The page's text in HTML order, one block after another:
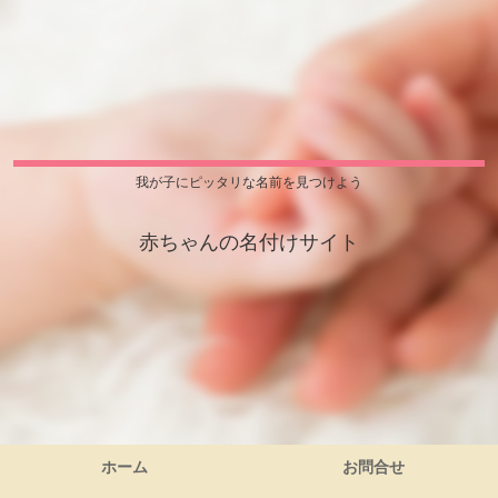
我が子にピッタリな名前を見つけよう
赤ちゃんの名付けサイト
ホーム お問合せ